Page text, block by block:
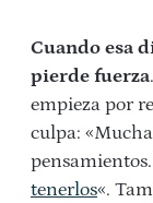
Cuando esa
pierde fuerza.
empieza por
culpa:
tenerlos«.